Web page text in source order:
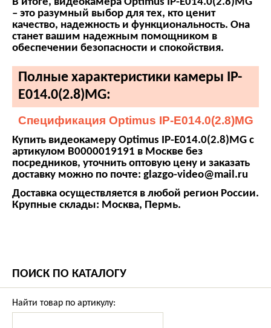
– это разумный выбор для тех, кто ценит
качество, надежность и функциональность. Она
станет вашим надежным помощником в
обеспечении безопасности и спокойствия.
Полные характеристики камеры IP-
E014.0(2.8)MG:
Спецификация Optimus IP-E014.0(2.8)MG
Купить видеокамеру Optimus IP-E014.0(2.8)MG с
артикулом В0000019191 в Москве без
посредников, уточнить оптовую цену и заказать
доставку можно по почте: glazgo-video@mail.ru
Доставка осуществляется в любой регион России.
Крупные склады: Москва, Пермь.
ПОИСК ПО КАТАЛОГУ
Найти товар по артикулу: